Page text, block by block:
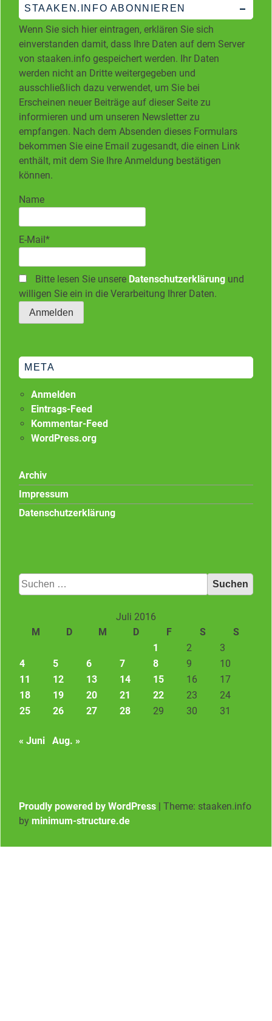
STAAKEN.INFO ABONNIEREN
Wenn Sie sich hier eintragen, erklären Sie sich
einverstanden damit, dass Ihre Daten auf dem Server
von staaken.info gespeichert werden. Ihr Daten
werden nicht an Dritte weitergegeben und
ausschließlich dazu verwendet, um Sie bei
Erscheinen neuer Beiträge auf dieser Seite zu
informieren und um unseren Newsletter zu
empfangen. Nach dem Absenden dieses Formulars
bekommen Sie eine Email zugesandt, die einen Link
enthält, mit dem Sie Ihre Anmeldung bestätigen
können.
Name
E-Mail*
Bitte lesen Sie unsere Datenschutzerklärung und
willigen Sie ein in die Verarbeitung Ihrer Daten.
META
Anmelden
Eintrags-Feed
Kommentar-Feed
WordPress.org
Archiv
Impressum
Datenschutzerklärung
Suchen
nach:
Juli 2016
M
D M D F S
S
1
2
3
4
5 6 7 8 9
10
11
12 13 14 15 16
17
18
19 20 21 22 23
24
25
26 27 28 29 30 31
« Juni Aug. »
Proudly powered by WordPress | Theme: staaken.info
by minimum-structure.de